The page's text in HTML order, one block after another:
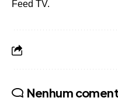
Feed TV.
Nenhum